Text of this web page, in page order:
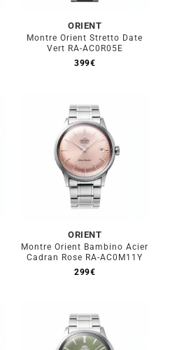
ORIENT
Montre Orient Stretto Date
Vert RA-AC0R05E
399€
ORIENT
Montre Orient Bambino Acier
Cadran Rose RA-AC0M11Y
299€